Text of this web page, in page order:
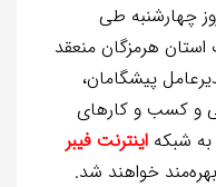
چهارشنبه طی
هرمزگان منعقد
پیشگامان،
و کسب و کارهای
به شبکه اینترنت فیبر
خواهند شد.